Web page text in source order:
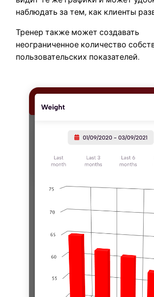
наблюдать за тем, как клиенты
Тренер также может создавать
неограниченное количество
пользовательских показателей.